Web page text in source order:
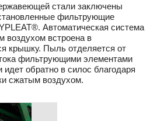
стали заключены
фильтрующие
Автоматическая система
воздухом встроена в
крышку. Пыль отделяется от
фильтрующими элементами
идет обратно в силос благодаря
сжатым воздухом.